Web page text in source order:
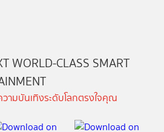
WORLD-CLASS SMART
ามบันเทิงระดับโลกตรงใจคุณ